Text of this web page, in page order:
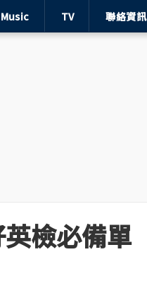
Music TV 聯絡資訊
檢必備單